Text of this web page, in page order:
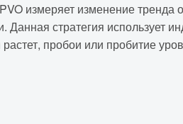
измеряет изменение
стратегия использует
пробои или пробитие